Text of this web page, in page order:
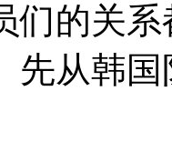
们的关
先从韩